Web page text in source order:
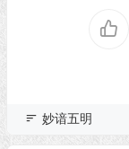
妙谙五明